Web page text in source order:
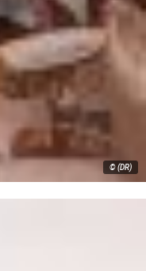
© (DR)